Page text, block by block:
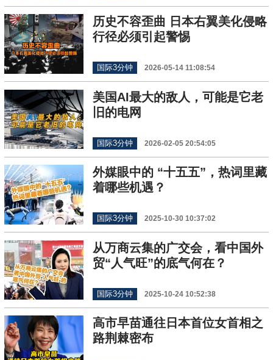
历史不容歪曲 日本右翼美化侵略
行径必须引起警惕
国际3分钟 2026-05-14 11:08:54
美国AI最大的敌人，可能是它老
旧的电网
国际3分钟 2026-02-05 20:54:05
外媒眼中的 “十五五”，热词里藏
着哪些机遇？
国际3分钟 2025-10-30 10:37:02
从万商云集的广交会，看中国外
贸“人气旺”的底气何在？
国际3分钟 2025-10-24 10:52:38
高市早苗通往日本首位女首相之
路荆棘密布